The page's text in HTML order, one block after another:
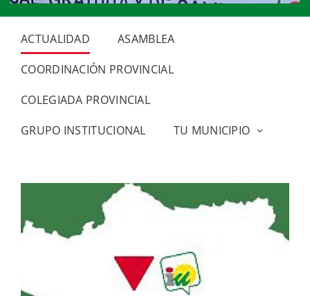
ACTUALIDAD
ASAMBLEA
COORDINACIÓN PROVINCIAL
COLEGIADA PROVINCIAL
GRUPO INSTITUCIONAL
TU MUNICIPIO